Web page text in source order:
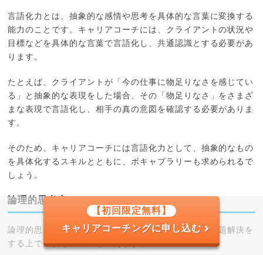
言語化力とは、抽象的な感情や思考を具体的な言葉に変換する
能力のことです。キャリアコーチには、クライアントの状況や
目標などを具体的な言葉で言語化し、共通認識とする必要があ
ります。
たとえば、クライアントが「今の仕事に物足りなさを感じてい
る」と抽象的な表現をした場合、その「物足りなさ」をさまざ
まな表現で言語化し、相手の真の意図を確認する必要がありま
す。
そのため、キャリアコーチには言語化力として、抽象的なもの
を具体化するスキルとともに、ボキャブラリーも求められるで
しょう。
論理的思考力
論理的思考力は、キャリアコーチがクライアントの問題解決を
する上で大切なスキルといえます。
【初回限定無料】
キャリアコーチングに申し込む